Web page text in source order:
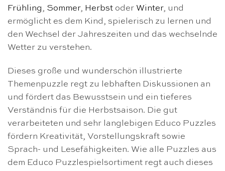
Frühling, Sommer, Herbst oder Winter, und
ermöglicht es dem Kind, spielerisch zu lernen und
den Wechsel der Jahreszeiten und das wechselnde
Wetter zu verstehen.
Dieses große und wunderschön illustrierte
Themenpuzzle regt zu lebhaften Diskussionen an
und fördert das Bewusstsein und ein tieferes
Verständnis für die Herbstsaison. Die gut
verarbeiteten und sehr langlebigen Educo Puzzles
fördern Kreativität, Vorstellungskraft sowie
Sprach- und Lesefähigkeiten. Wie alle Puzzles aus
dem Educo Puzzlespielsortiment regt auch dieses